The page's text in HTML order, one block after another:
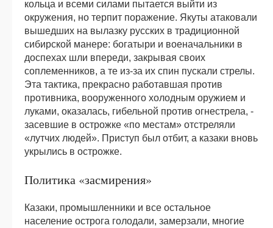
кольца и всеми силами пытается выйти из
окружения, но терпит поражение. Якуты атаковали
вышедших на вылазку русских в традиционной
сибирской манере: богатыри и военачальники в
доспехах шли впереди, закрывая своих
соплеменников, а те из-за их спин пускали стрелы.
Эта тактика, прекрасно работавшая против
противника, вооруженного холодным оружием и
луками, оказалась, гибельной против огнестрела, -
засевшие в острожке «по местам» отстреляли
«лутчих людей». Приступ был отбит, а казаки вновь
укрылись в острожке.
Политика «засмирения»
Казаки, промышленники и все остальное
население острога голодали, замерзали, многие